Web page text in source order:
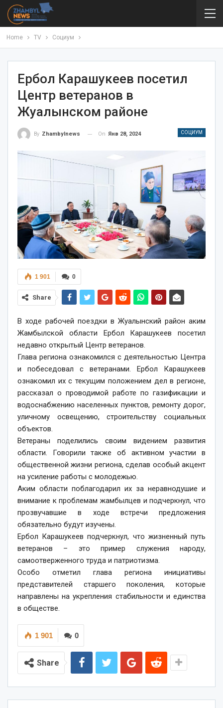
Home TV Социум
Ербол Карашукеев посетил
Центр ветеранов в
Жуалынском районе
СОЦИУМ
By Zhambylnews On Янв 28, 2024
0
1 901
Share
В ходе рабочей поездки в Жуалынский район аким
Жамбылской области Ербол Карашукеев посетил
недавно открытый Центр ветеранов.
Глава региона ознакомился с деятельностью Центра
и побеседовал с ветеранами. Ербол Карашукеев
ознакомил их с текущим положением дел в регионе,
рассказал о проводимой работе по газификации и
водоснабжению населенных пунктов, ремонту дорог,
уличному освещению, строительству социальных
объектов.
Ветераны поделились своим видением развития
области. Говорили также об активном участии в
общественной жизни региона, сделав особый акцент
на усиление работы с молодежью.
Аким области поблагодарил их за неравнодушие и
внимание к проблемам жамбылцев и подчеркнул, что
прозвучавшие в ходе встречи предложения
обязательно будут изучены.
Ербол Карашукеев подчеркнул, что жизненный путь
ветеранов – это пример служения народу,
самоотверженного труда и патриотизма.
Особо отметил глава региона инициативы
представителей старшего поколения, которые
направлены на укрепления стабильности и единства
в обществе.
0
1 901
Share